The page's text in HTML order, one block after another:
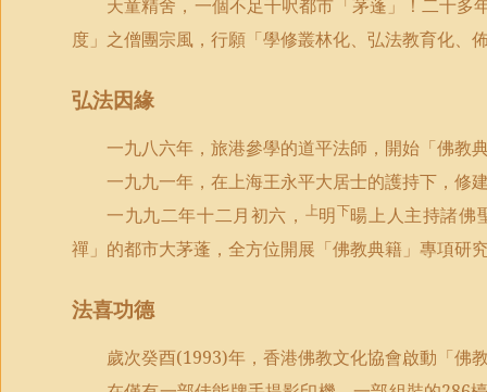
天童精舍，一個不足千呎都市「茅蓬」！二十
度」之僧團宗風，行願「學修叢林化、弘法教育化、
弘法因緣
一九八六年，旅港參學的道平法師，開始「佛教
一九九一年，在上海王永平大居士的護持下，修
一九九二年十二月初六， 上明下暘上人主持諸佛
禪」的都市大茅蓬，全方位開展「佛教典籍」專項研
法喜功德
歲次癸酉(1993)年，香港佛教文化協會啟動「佛